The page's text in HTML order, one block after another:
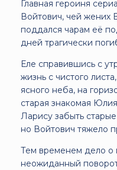
Главная героиня
Войтович, чей жених
поддался чарам её
дней трагически
Еле справившись с
жизнь с чистого
ясного неба, на
старая знакомая
Ларису забыть
но Войтович тяжело
Тем временем дело о
неожиданный